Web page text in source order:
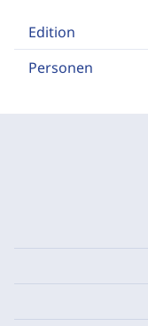
Edition
Personen